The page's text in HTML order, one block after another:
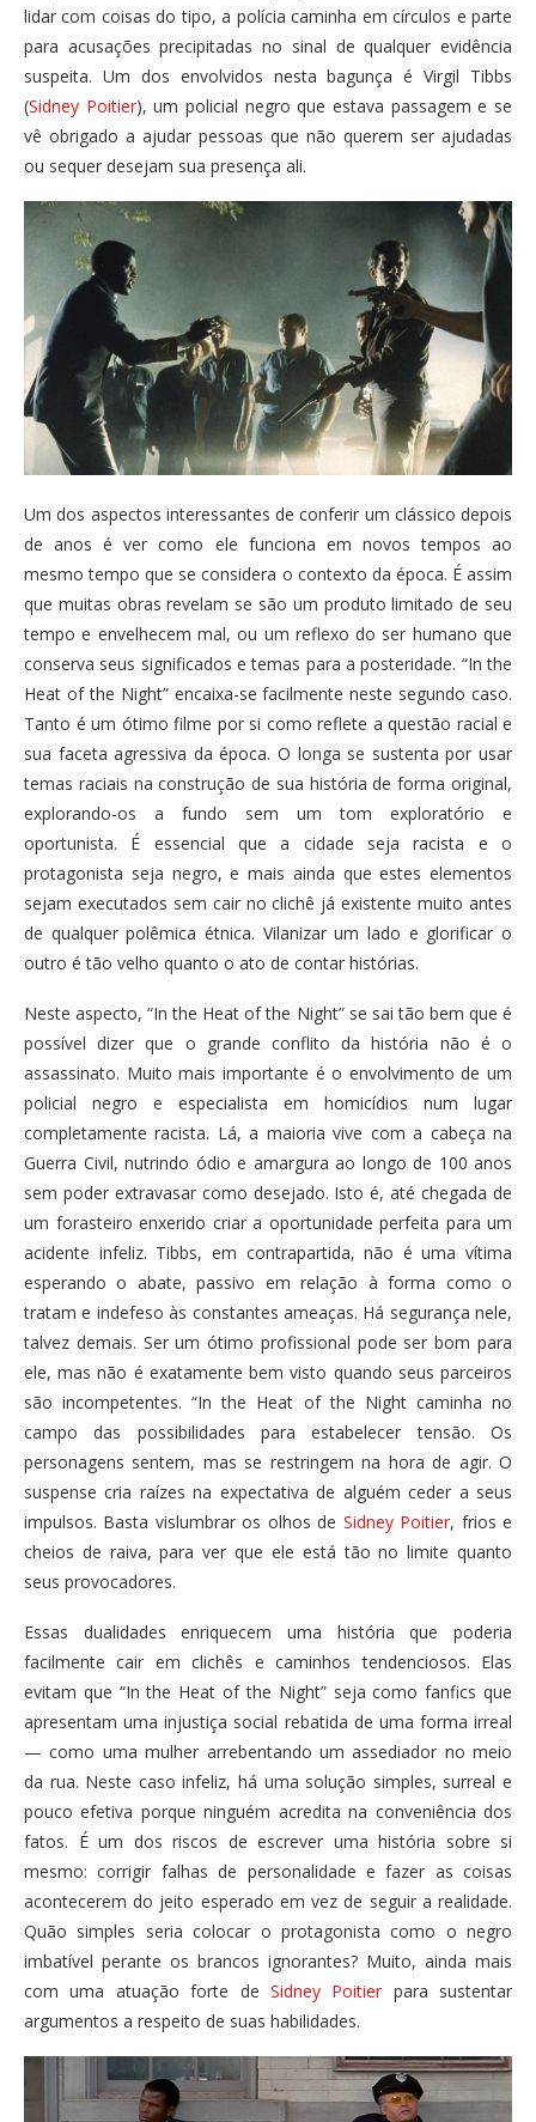
lidar com coisas do tipo, a polícia caminha em círculos e parte
para acusações precipitadas no sinal de qualquer evidência
suspeita. Um dos envolvidos nesta bagunça é Virgil Tibbs
(Sidney Poitier), um policial negro que estava passagem e se
vê obrigado a ajudar pessoas que não querem ser ajudadas
ou sequer desejam sua presença ali.
Um dos aspectos interessantes de conferir um clássico depois
de anos é ver como ele funciona em novos tempos ao
mesmo tempo que se considera o contexto da época. É assim
que muitas obras revelam se são um produto limitado de seu
tempo e envelhecem mal, ou um reflexo do ser humano que
conserva seus significados e temas para a posteridade. “In the
Heat of the Night” encaixa-se facilmente neste segundo caso.
Tanto é um ótimo filme por si como reflete a questão racial e
sua faceta agressiva da época. O longa se sustenta por usar
temas raciais na construção de sua história de forma original,
explorando-os a fundo sem um tom exploratório e
oportunista. É essencial que a cidade seja racista e o
protagonista seja negro, e mais ainda que estes elementos
sejam executados sem cair no clichê já existente muito antes
de qualquer polêmica étnica. Vilanizar um lado e glorificar o
outro é tão velho quanto o ato de contar histórias.
Neste aspecto, “In the Heat of the Night” se sai tão bem que é
possível dizer que o grande conflito da história não é o
assassinato. Muito mais importante é o envolvimento de um
policial negro e especialista em homicídios num lugar
completamente racista. Lá, a maioria vive com a cabeça na
Guerra Civil, nutrindo ódio e amargura ao longo de 100 anos
sem poder extravasar como desejado. Isto é, até chegada de
um forasteiro enxerido criar a oportunidade perfeita para um
acidente infeliz. Tibbs, em contrapartida, não é uma vítima
esperando o abate, passivo em relação à forma como o
tratam e indefeso às constantes ameaças. Há segurança nele,
talvez demais. Ser um ótimo profissional pode ser bom para
ele, mas não é exatamente bem visto quando seus parceiros
são incompetentes. “In the Heat of the Night caminha no
campo das possibilidades para estabelecer tensão. Os
personagens sentem, mas se restringem na hora de agir. O
suspense cria raízes na expectativa de alguém ceder a seus
impulsos. Basta vislumbrar os olhos de Sidney Poitier, frios e
cheios de raiva, para ver que ele está tão no limite quanto
seus provocadores.
Essas dualidades enriquecem uma história que poderia
facilmente cair em clichês e caminhos tendenciosos. Elas
evitam que “In the Heat of the Night” seja como fanfics que
apresentam uma injustiça social rebatida de uma forma irreal
— como uma mulher arrebentando um assediador no meio
da rua. Neste caso infeliz, há uma solução simples, surreal e
pouco efetiva porque ninguém acredita na conveniência dos
fatos. É um dos riscos de escrever uma história sobre si
mesmo: corrigir falhas de personalidade e fazer as coisas
acontecerem do jeito esperado em vez de seguir a realidade.
Quão simples seria colocar o protagonista como o negro
imbatível perante os brancos ignorantes? Muito, ainda mais
com uma atuação forte de Sidney Poitier para sustentar
argumentos a respeito de suas habilidades.